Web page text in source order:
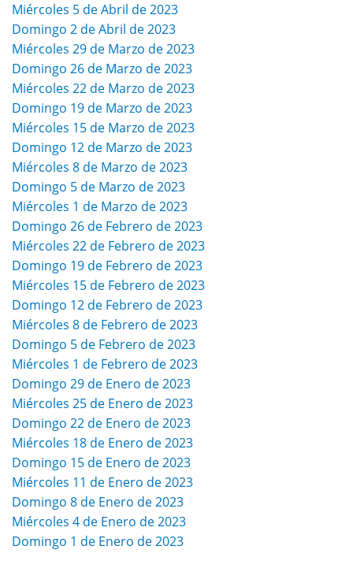
Miércoles 5 de Abril de 2023
Domingo 2 de Abril de 2023
Miércoles 29 de Marzo de 2023
Domingo 26 de Marzo de 2023
Miércoles 22 de Marzo de 2023
Domingo 19 de Marzo de 2023
Miércoles 15 de Marzo de 2023
Domingo 12 de Marzo de 2023
Miércoles 8 de Marzo de 2023
Domingo 5 de Marzo de 2023
Miércoles 1 de Marzo de 2023
Domingo 26 de Febrero de 2023
Miércoles 22 de Febrero de 2023
Domingo 19 de Febrero de 2023
Miércoles 15 de Febrero de 2023
Domingo 12 de Febrero de 2023
Miércoles 8 de Febrero de 2023
Domingo 5 de Febrero de 2023
Miércoles 1 de Febrero de 2023
Domingo 29 de Enero de 2023
Miércoles 25 de Enero de 2023
Domingo 22 de Enero de 2023
Miércoles 18 de Enero de 2023
Domingo 15 de Enero de 2023
Miércoles 11 de Enero de 2023
Domingo 8 de Enero de 2023
Miércoles 4 de Enero de 2023
Domingo 1 de Enero de 2023